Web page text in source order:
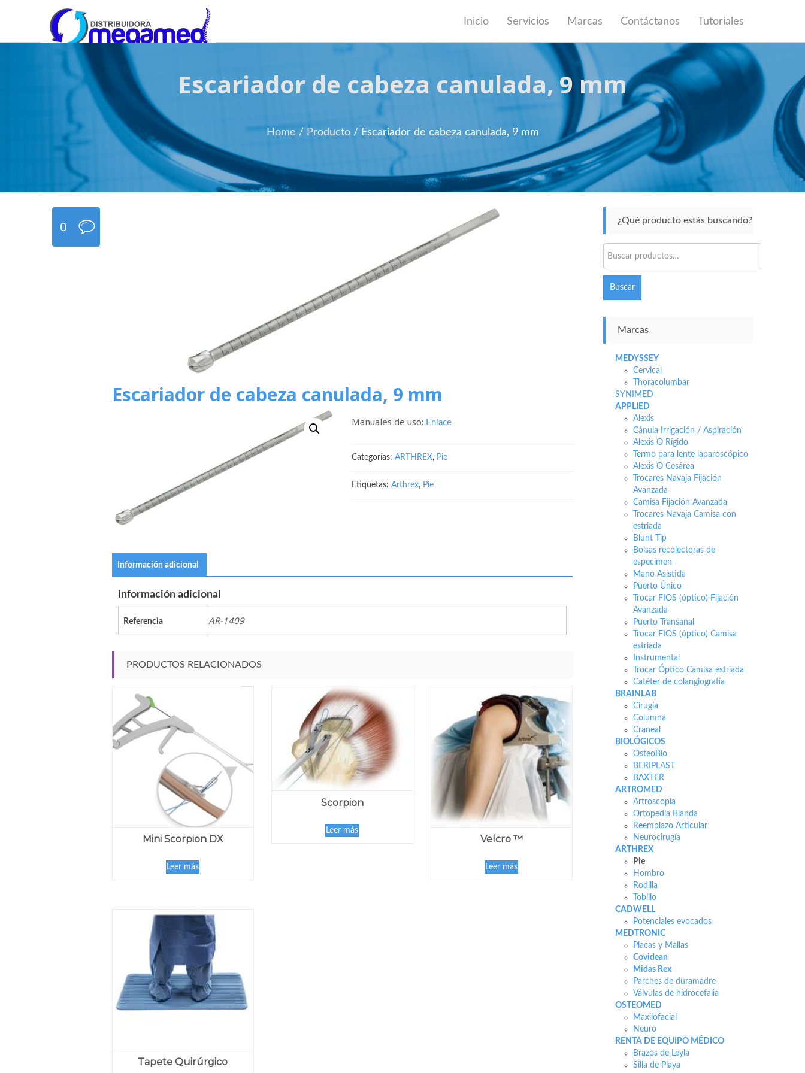
OmegaMed Sureste
OmegaMed Sureste
Inicio Servicios Marcas Contáctanos Tutoriales
Escariador de cabeza canulada, 9 mm
Home / Producto/ Escariador de cabeza canulada, 9 mm
0
Escariador de cabeza canulada, 9 mm
Manuales de uso: Enlace
Categorías:ARTHREX, Pie
Etiquetas:Arthrex, Pie
Información adicional
Información adicional
Referencia AR-1409
PRODUCTOS RELACIONADOS
Mini Scorpion DX
Leer más
Scorpion
Leer más
Velcro ™
Leer más
Tapete Quirúrgico
¿Qué producto estás buscando?
por:
Buscar
Marcas
MEDYSSEY
Cervical
Thoracolumbar
SYNIMED
APPLIED
Alexis
Cánula Irrigación / Aspiración
Alexis O Rígido
Termo para lente laparoscópico
Alexis O Cesárea
Trocares Navaja Fijación
Avanzada
Camisa Fijación Avanzada
Trocares Navaja Camisa con
estriada
Blunt Tip
Bolsas recolectoras de
especimen
Mano Asistida
Puerto Único
Trocar FIOS (óptico) Fijación
Avanzada
Puerto Transanal
Trocar FIOS (óptico) Camisa
estriada
Instrumental
Trocar Óptico Camisa estriada
Catéter de colangiografía
BRAINLAB
Cirugía
Columna
Craneal
BIOLÓGICOS
OsteoBio
BERIPLAST
BAXTER
ARTROMED
Artroscopia
Ortopedia Blanda
Reemplazo Articular
Neurocirugía
ARTHREX
Pie
Hombro
Rodilla
Tobillo
CADWELL
Potenciales evocados
MEDTRONIC
Placas y Mallas
Covidean
Midas Rex
Parches de duramadre
Válvulas de hidrocefalia
OSTEOMED
Maxilofacial
Neuro
RENTA DE EQUIPO MÉDICO
Brazos de Leyla
Silla de Playa